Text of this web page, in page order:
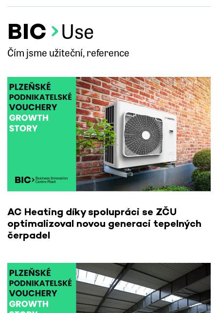
BIC Use
Čím jsme užiteční, reference
AC Heating díky spolupráci se ZČU
optimalizoval novou generaci tepelných
čerpadel